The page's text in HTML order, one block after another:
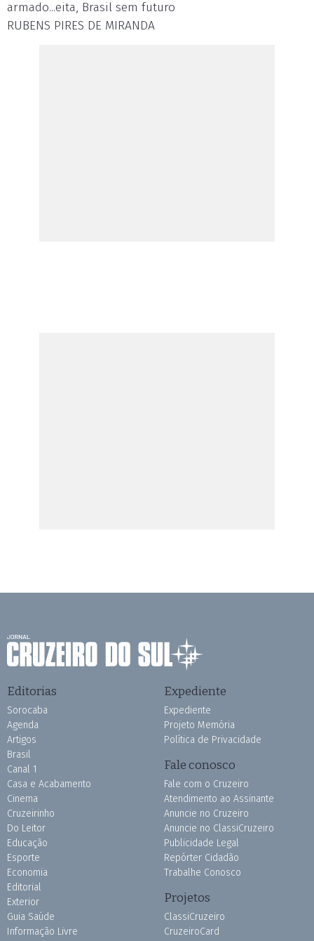
armado...eita, Brasil sem futuro
RUBENS PIRES DE MIRANDA
Editorias
Sorocaba
Agenda
Artigos
Brasil
Canal 1
Casa e Acabamento
Cinema
Cruzeirinho
Do Leitor
Educação
Esporte
Economia
Editorial
Exterior
Guia Saúde
Informação Livre
Expediente
Expediente
Projeto Memória
Política de Privacidade
Fale conosco
Fale com o Cruzeiro
Atendimento ao Assinante
Anuncie no Cruzeiro
Anuncie no ClassiCruzeiro
Publicidade Legal
Repórter Cidadão
Trabalhe Conosco
Projetos
ClassiCruzeiro
CruzeiroCard